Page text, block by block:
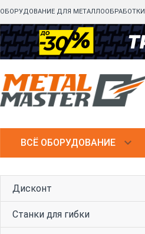
ОБОРУДОВАНИЕ ДЛЯ МЕТАЛЛООБРАБОТКИ
ВСЁ ОБОРУДОВАНИЕ
Дисконт
Станки для гибки